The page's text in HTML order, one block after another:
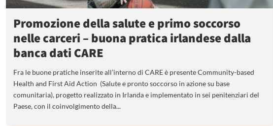
Promozione della salute e primo soccorso
nelle carceri – buona pratica irlandese dalla
banca dati CARE
Fra le buone pratiche inserite all’interno di CARE è presente Community-based
Health and First Aid Action (Salute e pronto soccorso in azione su base
comunitaria), progetto realizzato in Irlanda e implementato in sei penitenziari del
Paese, con il coinvolgimento della...